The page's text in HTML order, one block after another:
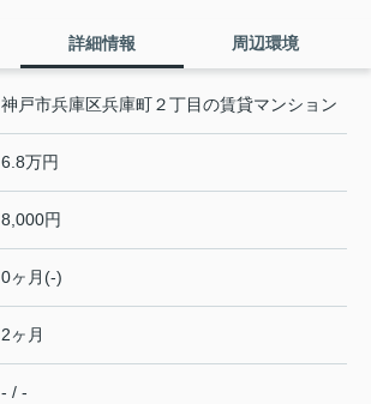
詳細情報 周辺環境
神戸市兵庫区兵庫町２丁目の賃貸マンション
6.8万円
8,000円
0ヶ月(-)
2ヶ月
- / -